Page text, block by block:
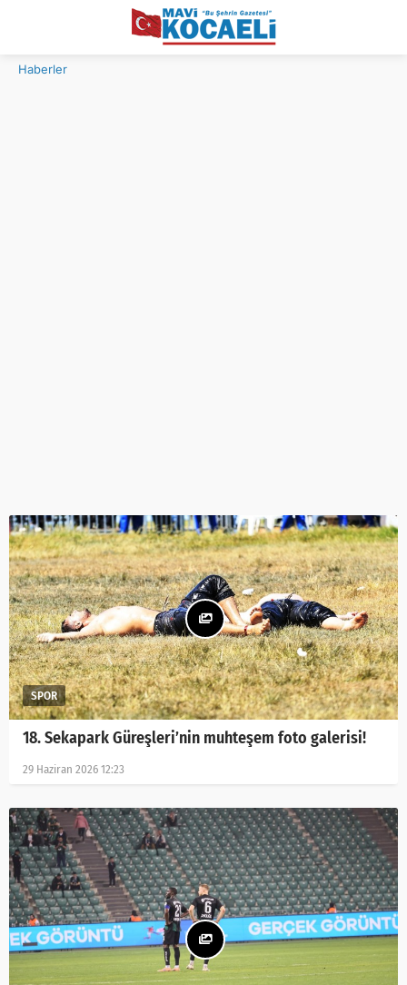
Haberler
18. Sekapark Güreşleri’nin muhteşem foto galerisi!
29 Haziran 2026 12:23